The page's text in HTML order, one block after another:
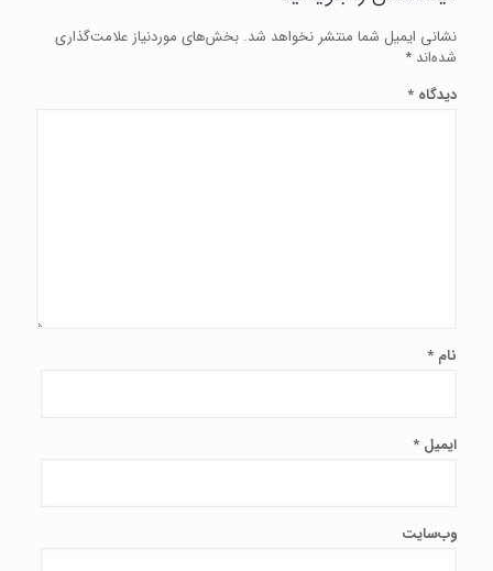
نشانی ایمیل شما منتشر نخواهد شد. بخش‌های موردنیاز علامت‌گذاری
شده‌اند *
دیدگاه *
نام *
ایمیل *
وب‌سایت